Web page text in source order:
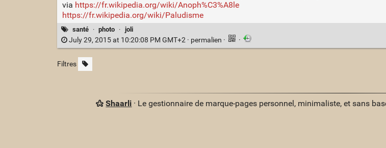
via https://fr.wikipedia.org/wiki/Anoph%C3%A8le
https://fr.wikipedia.org/wiki/Paludisme
santé · photo · joli
July 29, 2015 at 10:20:08 PM GMT+2 · permalien · ·
Filtres
Shaarli · Le gestionnaire de marque-pages personnel, minimaliste, et sans